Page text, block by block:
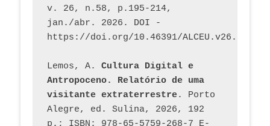
v. 26, n.58, p.195-214,
jan./abr. 2026. DOI -
https://doi.org/10.46391/
Lemos, A. Cultura Digital e
Antropoceno. Relatório de uma
visitante extraterrestre. Porto
Alegre, ed. Sulina, 2026, 192
p.; ISBN: 978-65-5759-268-7 E-